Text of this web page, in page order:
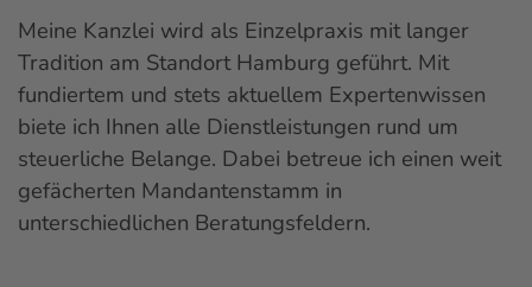
Meine Kanzlei wird als Einzelpraxis mit langer
Tradition am Standort Hamburg geführt. Mit
fundiertem und stets aktuellem Expertenwissen
biete ich Ihnen alle Dienstleistungen rund um
steuerliche Belange. Dabei betreue ich einen weit
gefächerten Mandantenstamm in
unterschiedlichen Beratungsfeldern.